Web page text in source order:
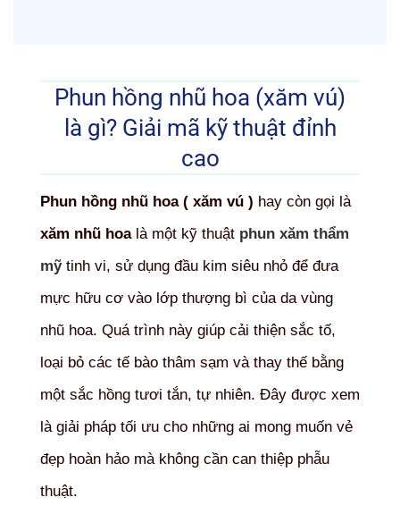
Phun hồng nhũ hoa (xăm vú)
là gì? Giải mã kỹ thuật đỉnh
cao
Phun hồng nhũ hoa ( xăm vú ) hay còn gọi là
xăm nhũ hoalà một kỹ thuật phun xăm thẩm
mỹ tinh vi, sử dụng đầu kim siêu nhỏ để đưa
mực hữu cơ vào lớp thượng bì của da vùng
nhũ hoa. Quá trình này giúp cải thiện sắc tố,
loại bỏ các tế bào thâm sạm và thay thế bằng
một sắc hồng tươi tắn, tự nhiên. Đây được xem
là giải pháp tối ưu cho những ai mong muốn vẻ
đẹp hoàn hảo mà không cần can thiệp phẫu
thuật.